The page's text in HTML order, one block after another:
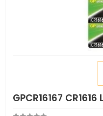
GPCR16167